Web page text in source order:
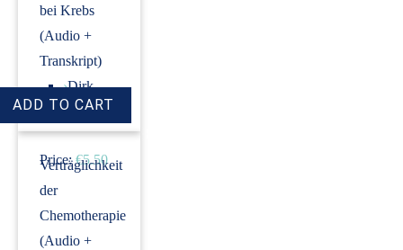
bei Krebs
(Audio +
Transkript)
›Dirk
Revenstorf
Price: €5.50
Verträglichkeit
der
Chemotherapie
(Audio +